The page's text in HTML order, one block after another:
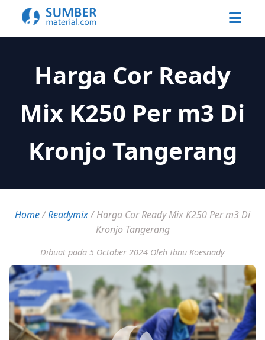
Harga Cor Ready
Mix K250 Per m3 Di
Kronjo Tangerang
Home/Readymix/Harga Cor Ready Mix K250 Per m3 Di
Kronjo Tangerang
Dibuat pada 5 October 2024 Oleh Ibnu Koesnady